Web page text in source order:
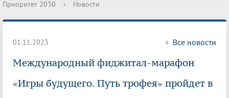
Приоритет 2030 › Новости
01.11.2023 Все новости
Международный фиджитал-марафон
«Игры будущего. Путь трофея» пройдет в